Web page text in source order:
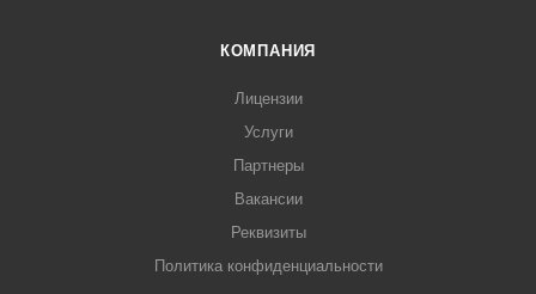
КОМПАНИЯ
Лицензии
Услуги
Партнеры
Вакансии
Реквизиты
Политика конфиденциальности